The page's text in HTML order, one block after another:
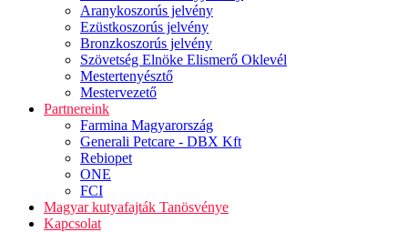
Aranykoszorús jelvény
Ezüstkoszorús jelvény
Bronzkoszorús jelvény
Szövetség Elnöke Elismerő Oklevél
Mestertenyésztő
Mestervezető
Partnereink
Farmina Magyarország
Generali Petcare - DBX Kft
Rebiopet
ONE
FCI
Magyar kutyafajták Tanösvénye
Kapcsolat